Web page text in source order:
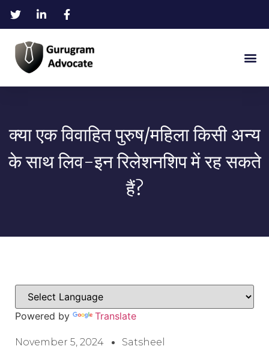
क्या एक विवाहित पुरुष/महिला किसी अन्य
के साथ लिव-इन रिलेशनशिप में रह सकते
हैं?
Powered by Translate
November 5, 2024 Satsheel